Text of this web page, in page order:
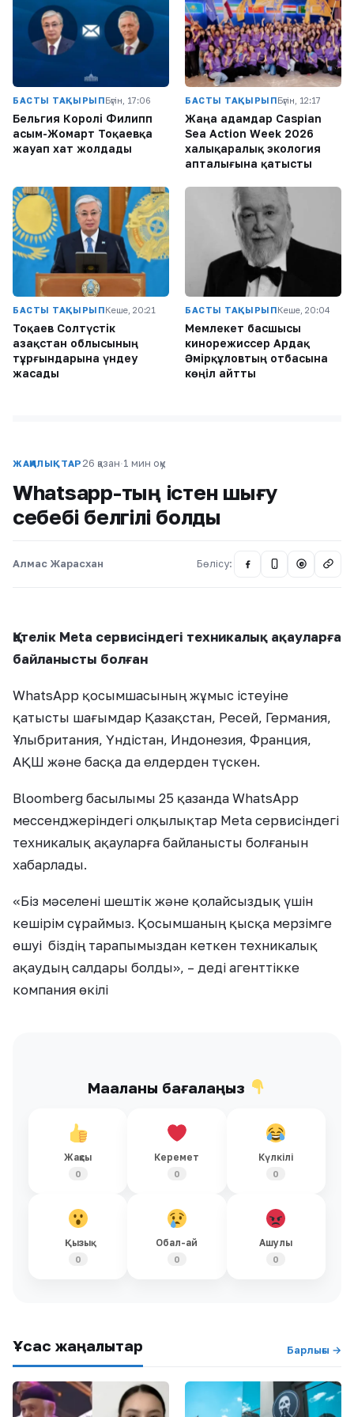
БАСТЫ ТАҚЫРЫПБүгін, 17:06
Бельгия Королі Филипп
Қасым-Жомарт Тоқаевқа
жауап хат жолдады
БАСТЫ ТАҚЫРЫПБүгін, 12:17
Жаңа адамдар Caspian
Sea Action Week 2026
халықаралық экология
апталығына қатысты
БАСТЫ ТАҚЫРЫПКеше, 20:21
Тоқаев Солтүстік
Қазақстан облысының
тұрғындарына үндеу
жасады
БАСТЫ ТАҚЫРЫПКеше, 20:04
Мемлекет басшысы
кинорежиссер Ардақ
Әмірқұловтың отбасына
көңіл айтты
ЖАҢАЛЫҚТАР 26 қазан·1 мин оқу
Whatsapp-тың істен шығу
себебі белгілі болды
Алмас Жарасхан Бөлісу: @
Қателік Meta сервисіндегі техникалық ақауларға
байланысты болған
WhatsApp қосымшасының жұмыс істеуіне
қатысты шағымдар Қазақстан, Ресей, Германия,
Ұлыбритания, Үндістан, Индонезия, Франция,
АҚШ және басқа да елдерден түскен.
Bloomberg басылымы 25 қазанда WhatsApp
мессенджеріндегі олқылықтар Meta сервисіндегі
техникалық ақауларға байланысты болғанын
хабарлады.
«Біз мәселені шештік және қолайсыздық үшін
кешірім сұраймыз. Қосымшаның қысқа мерзімге
өшуі біздің тарапымыздан кеткен техникалық
ақаудың салдары болды», – деді агенттікке
компания өкілі
Мақаланы бағалаңыз
Жақсы
0
Керемет
0
Күлкілі
0
Қызық
0
Обал-ай
0
Ашулы
0
Ұқсас жаңалықтар Барлығы →